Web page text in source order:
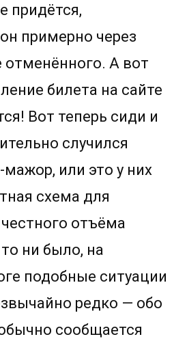
придётся,
примерно через
отменённого. А вот
билета на сайте
Вот теперь сиди и
случился
или это у них
схема для
отъёма
ни было, на
подобные ситуации
редко — обо
сообщается